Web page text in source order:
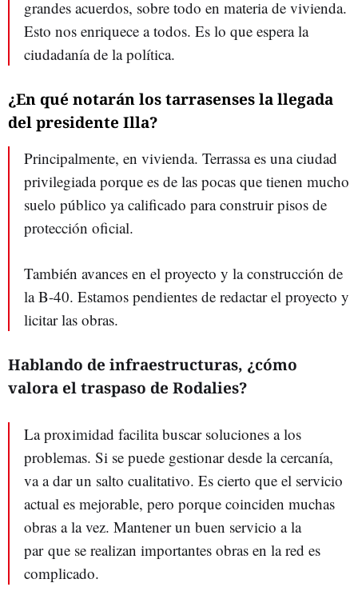
grandes acuerdos, sobre todo en materia de vivienda.
Esto nos enriquece a todos. Es lo que espera la
ciudadanía de la política.
¿En qué notarán los tarrasenses la llegada
del presidente Illa?
Principalmente, en vivienda. Terrassa es una ciudad
privilegiada porque es de las pocas que tienen mucho
suelo público ya calificado para construir pisos de
protección oficial.
También avances en el proyecto y la construcción de
la B-40. Estamos pendientes de redactar el proyecto y
licitar las obras.
Hablando de infraestructuras, ¿cómo
valora el traspaso de Rodalies?
La proximidad facilita buscar soluciones a los
problemas. Si se puede gestionar desde la cercanía,
va a dar un salto cualitativo. Es cierto que el servicio
actual es mejorable, pero porque coinciden muchas
obras a la vez. Mantener un buen servicio a la
par que se realizan importantes obras en la red es
complicado.